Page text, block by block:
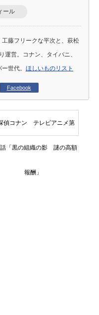
ール
藤フリークな平次と、萩松
営。コナン、タイバニ、
世代。 ほしいものリスト
Facebook
偵コナン テレビアニメ第
「黒の組織の影 謎の高額
報酬」